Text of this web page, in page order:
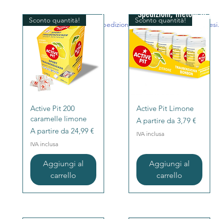
Home Spedizioni, metodi di
Home Spedizioni, metodi di pagamenti e resi.
Vista rapida
Sconto quantità!
Active Pit 200
caramelle limone
A partire da 24,99 €
Prezzo scontato
IVA inclusa
Aggiungi al
carrello
Vista rapida
Sconto quantità!
Active Pit Limone
A partire da 3,79 €
Prezzo scontato
IVA inclusa
Aggiungi al
carrello